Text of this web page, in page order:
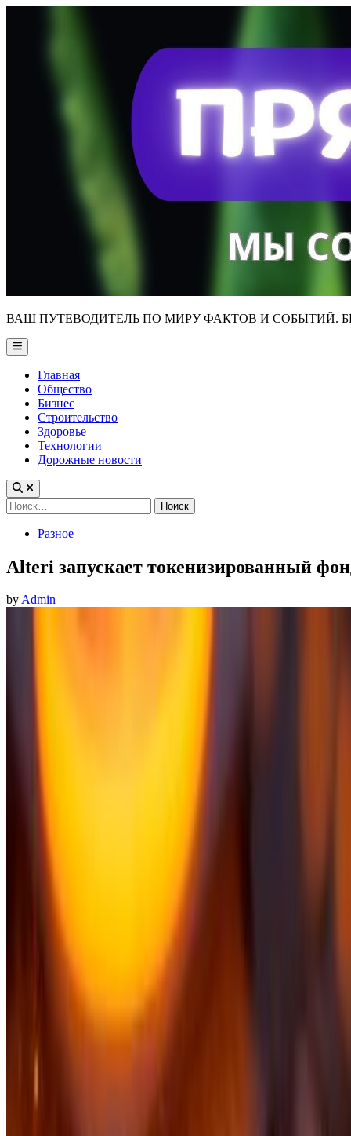
ВАШ ПУТЕВОДИТЕЛЬ ПО МИРУ ФАКТОВ И СОБЫТИЙ.
Main
Menu
Главная
Общество
Бизнес
Строительство
Здоровье
Технологии
Дорожные новости
Найти:
PostedРазное
Alteri запускает токенизированный
byAdmin